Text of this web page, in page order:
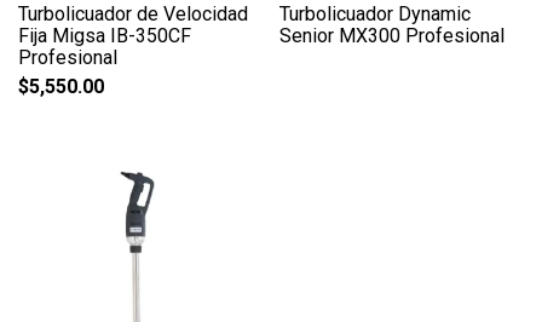
Turbolicuador de Velocidad
Fija Migsa IB-350CF
Profesional
$5,550.00
Turbolicuador Dynamic
Senior MX300 Profesional